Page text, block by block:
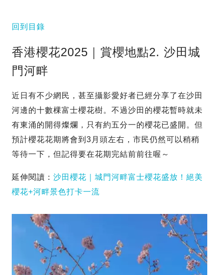
回到目錄
香港櫻花2025｜賞櫻地點2. 沙田城
門河畔
近日有不少網民，甚至攝影愛好者已經分享了在沙田
河邊的十數棵富士櫻花樹。不過沙田的櫻花暫時就未
有東涌的開得燦爛，只有約五分一的櫻花已盛開。但
預計櫻花花期將會到3月頭左右，市民仍然可以稍稍
等待一下，但記得要在花期完結前前往喔～
延伸閱讀： 沙田櫻花｜城門河畔富士櫻花盛放！絕美
櫻花+河畔景色打卡一流